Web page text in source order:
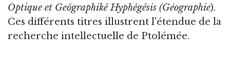
Optique et Geôgraphikê Hyphêgêsis (Géographie).
Ces différents titres illustrent l'étendue de la
recherche intellectuelle de Ptolémée.